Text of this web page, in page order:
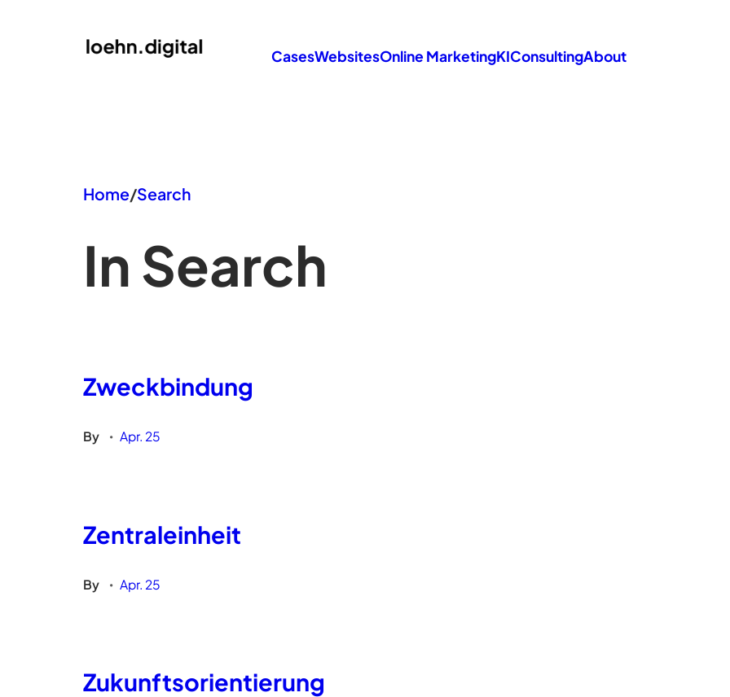
CasesWebsitesOnline MarketingKIConsultingAbout
Home/Search
In Search
Zweckbindung
By • Apr. 25
Zentraleinheit
By • Apr. 25
Zukunftsorientierung